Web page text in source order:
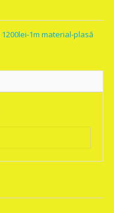
1200lei-1m material-plasă